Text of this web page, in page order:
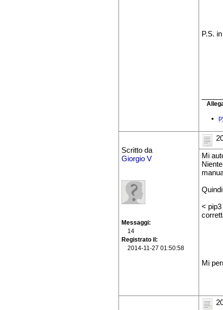
P.S.
Scritto da
Giorgio V
Messaggi
14
Registrato il
2014-11-27 01:50:58
Mi
<
Mi